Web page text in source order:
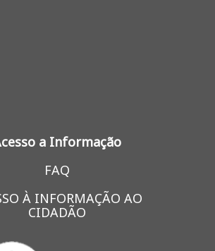
a Informação
FAQ
À INFORMAÇÃO AO
CIDADÃO